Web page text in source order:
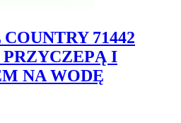
71442
I
NA WODĘ